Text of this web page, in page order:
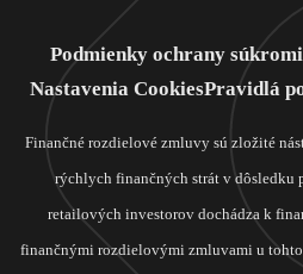
Podmienky ochrany
Nastavenia CookiesPravidlá
Finančné rozdielové zmluvy sú zložité
rýchlych finančných strát v dôsledku
retailových investorov dochádza k
finančnými rozdielovými zmluvami u